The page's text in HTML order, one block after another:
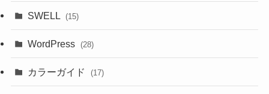
SWELL (15)
WordPress (28)
カラーガイド (17)